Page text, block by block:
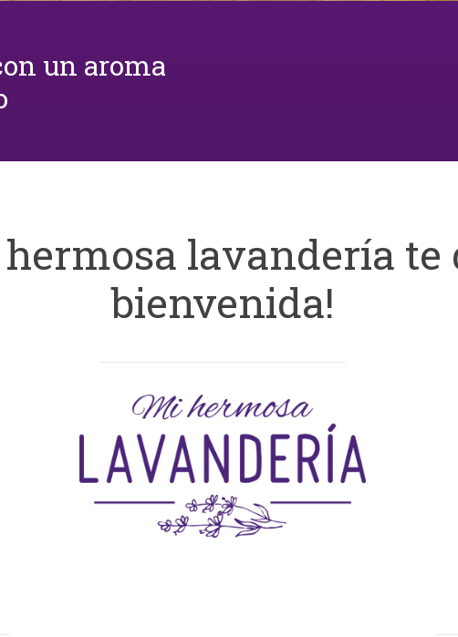
un aroma
lavandería te
bienvenida!